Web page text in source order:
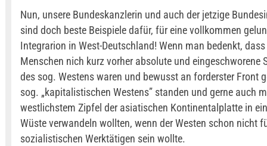
Nun, unsere Bundeskanzlerin und auch der jetzige
sind doch beste Beispiele dafür, für eine vollkommen
Integrarion in West-Deutschland! Wenn man bedenkt,
Menschen nich kurz vorher absolute und eingeschworene
des sog. Westens waren und bewusst an forderster Front
sog. „kapitalistischen Westens” standen und gerne auch
westlichstem Zipfel der asiatischen Kontinentalplatte in
Wüste verwandeln wollten, wenn der Westen schon nicht
sozialistischen Werktätigen sein wollte.